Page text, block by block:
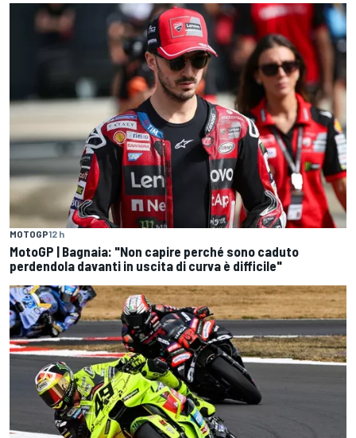
MOTOGP12 h
MotoGP | Bagnaia: "Non capire perché sono caduto
perdendola davanti in uscita di curva è difficile"